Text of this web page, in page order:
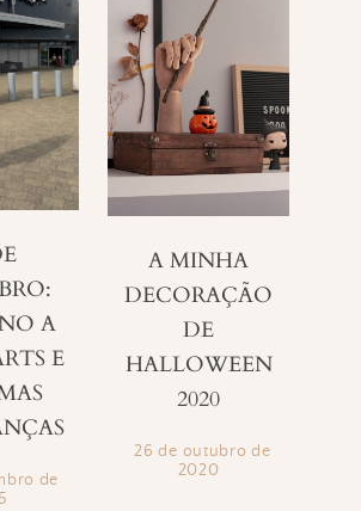
A
E
de
A MINHA
DECORAÇÃO
DE
HALLOWEEN
2020
26 de outubro de
2020